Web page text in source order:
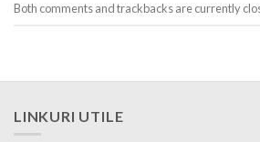
Both comments and trackbacks are currently
LINKURI UTILE